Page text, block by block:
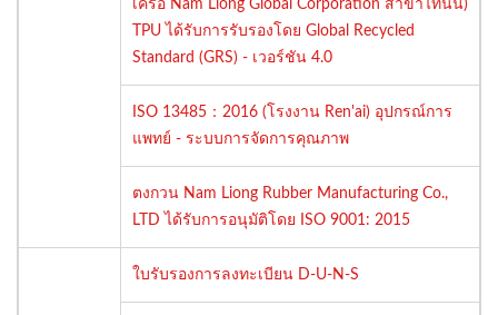
เครือ Nam Liong Global Corporation สาขาไทนัน)
TPU ได้รับการรับรองโดย Global Recycled
Standard (GRS) - เวอร์ชัน 4.0
ISO 13485：2016 (โรงงาน Ren'ai) อุปกรณ์การ
แพทย์ - ระบบการจัดการคุณภาพ
ตงกวน Nam Liong Rubber Manufacturing Co.,
LTD ได้รับการอนุมัติโดย ISO 9001: 2015
ใบรับรองการลงทะเบียน D-U-N-S